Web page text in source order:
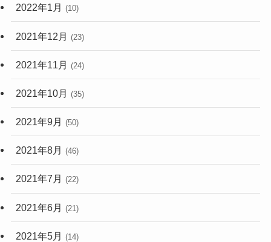
2022年1月 (10)
2021年12月 (23)
2021年11月 (24)
2021年10月 (35)
2021年9月 (50)
2021年8月 (46)
2021年7月 (22)
2021年6月 (21)
2021年5月 (14)